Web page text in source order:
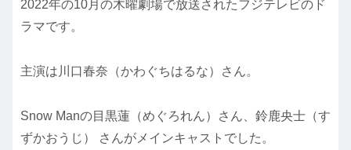
2022年の10月の木曜劇場で放送されたフジテレビのド
ラマです。
主演は川口春奈（かわぐちはるな）さん。
Snow Manの目黒蓮（めぐろれん）さん、鈴鹿央士（す
ずかおうじ） さんがメインキャストでした。